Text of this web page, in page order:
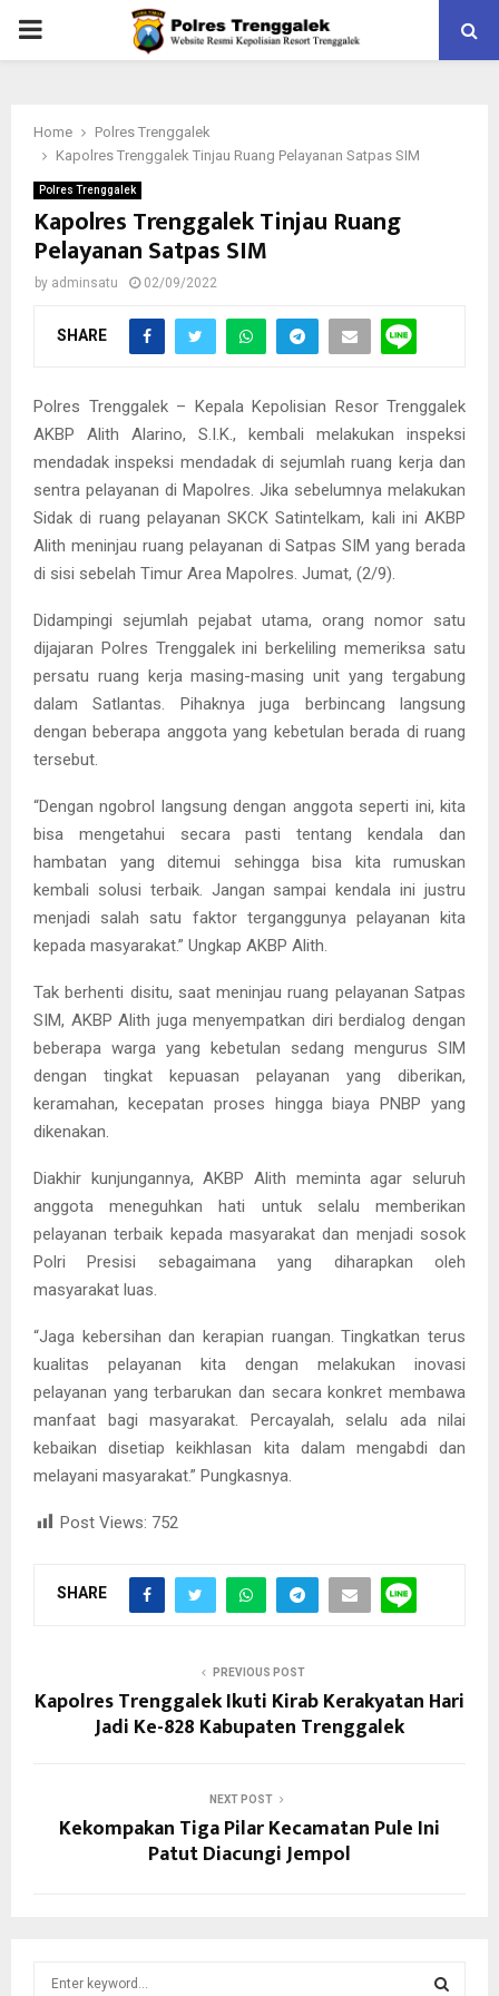
PRIMARY
Home
Polres Trenggalek
Kapolres Trenggalek Tinjau Ruang Pelayanan Satpas SIM
Polres Trenggalek
Kapolres Trenggalek Tinjau Ruang
Pelayanan Satpas SIM
by adminsatu 02/09/2022
SHARE
Polres Trenggalek – Kepala Kepolisian Resor Trenggalek
AKBP Alith Alarino, S.I.K., kembali melakukan inspeksi
mendadak inspeksi mendadak di sejumlah ruang kerja dan
sentra pelayanan di Mapolres. Jika sebelumnya melakukan
Sidak di ruang pelayanan SKCK Satintelkam, kali ini AKBP
Alith meninjau ruang pelayanan di Satpas SIM yang berada
di sisi sebelah Timur Area Mapolres. Jumat, (2/9).
Didampingi sejumlah pejabat utama, orang nomor satu
dijajaran Polres Trenggalek ini berkeliling memeriksa satu
persatu ruang kerja masing-masing unit yang tergabung
dalam Satlantas. Pihaknya juga berbincang langsung
dengan beberapa anggota yang kebetulan berada di ruang
tersebut.
“Dengan ngobrol langsung dengan anggota seperti ini, kita
bisa mengetahui secara pasti tentang kendala dan
hambatan yang ditemui sehingga bisa kita rumuskan
kembali solusi terbaik. Jangan sampai kendala ini justru
menjadi salah satu faktor terganggunya pelayanan kita
kepada masyarakat.” Ungkap AKBP Alith.
Tak berhenti disitu, saat meninjau ruang pelayanan Satpas
SIM, AKBP Alith juga menyempatkan diri berdialog dengan
beberapa warga yang kebetulan sedang mengurus SIM
dengan tingkat kepuasan pelayanan yang diberikan,
keramahan, kecepatan proses hingga biaya PNBP yang
dikenakan.
Diakhir kunjungannya, AKBP Alith meminta agar seluruh
anggota meneguhkan hati untuk selalu memberikan
pelayanan terbaik kepada masyarakat dan menjadi sosok
Polri Presisi sebagaimana yang diharapkan oleh
masyarakat luas.
“Jaga kebersihan dan kerapian ruangan. Tingkatkan terus
kualitas pelayanan kita dengan melakukan inovasi
pelayanan yang terbarukan dan secara konkret membawa
manfaat bagi masyarakat. Percayalah, selalu ada nilai
kebaikan disetiap keikhlasan kita dalam mengabdi dan
melayani masyarakat.” Pungkasnya.
Post Views: 752
SHARE
PREVIOUS POST
Kapolres Trenggalek Ikuti Kirab Kerakyatan Hari
Jadi Ke-828 Kabupaten Trenggalek
NEXT POST
Kekompakan Tiga Pilar Kecamatan Pule Ini
Patut Diacungi Jempol